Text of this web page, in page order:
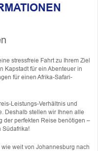
stressfreie Fahrt zu Ihrem Ziel
Kapstadt für ein Abenteuer in
für einen Afrika-Safari-
Leistungs-Verhältnis und
Deshalb stellen wir Ihnen alle
der perfekten Reise benötigen –
Südafrika!
weit von Johannesburg nach